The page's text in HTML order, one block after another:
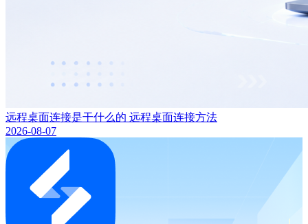
远程桌面连接是干什么的 远程桌面连接方法
2026-08-07